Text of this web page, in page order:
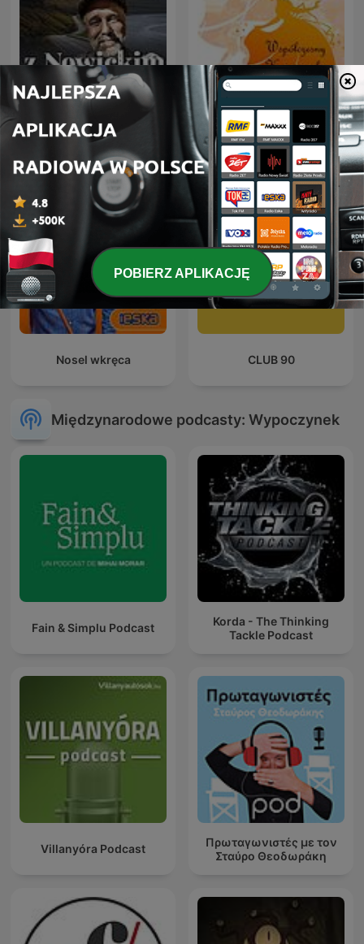
Z Nowickim Po Drodze
Słuchowisko -
Współczesny Kopciuszek
Nosel wkręca CLUB 90
Międzynarodowe podcasty: Wypoczynek
Fain & Simplu Podcast
Korda - The Thinking
Tackle Podcast
Villanyóra Podcast
Πρωταγωνιστές με τον
Σταύρο Θεοδωράκη
POBIERZ APLIKACJĘ